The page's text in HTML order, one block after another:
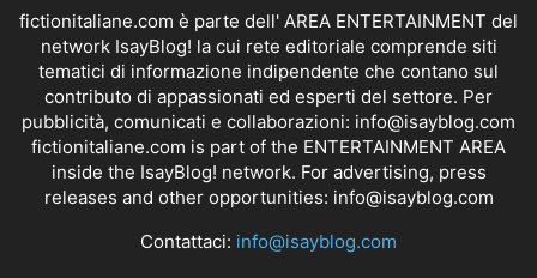
fictionitaliane.com è parte dell' AREA ENTERTAINMENT del
network IsayBlog! la cui rete editoriale comprende siti
tematici di informazione indipendente che contano sul
contributo di appassionati ed esperti del settore. Per
pubblicità, comunicati e collaborazioni: info@isayblog.com
fictionitaliane.com is part of the ENTERTAINMENT AREA
inside the IsayBlog! network. For advertising, press
releases and other opportunities: info@isayblog.com
Contattaci: info@isayblog.com